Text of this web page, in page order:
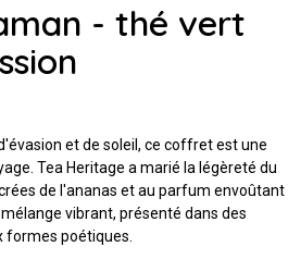
- thé vert
et de soleil, ce coffret est une
Tea Heritage a marié la légèreté du
de l'ananas et au parfum envoûtant
vibrant, présenté dans des
formes poétiques.